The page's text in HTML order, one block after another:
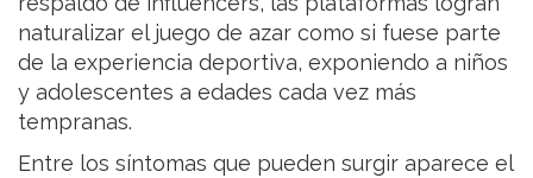
naturalizar el juego de azar como si fuese parte
de la experiencia deportiva, exponiendo a niños
y adolescentes a edades cada vez más
tempranas.
Entre los síntomas que pueden surgir aparece el